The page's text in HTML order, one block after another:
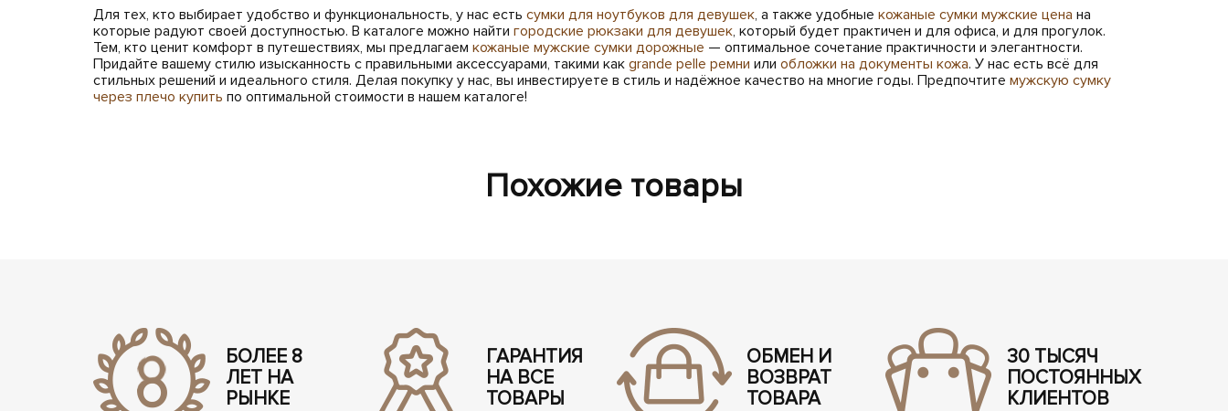
Для тех, кто выбирает удобство и функциональность, у нас есть сумки для ноутбуков для девушек, а также удобные кожаные сумки мужские цена на
которые радуют своей доступностью. В каталоге можно найти городские рюкзаки для девушек, который будет практичен и для офиса, и для прогулок.
Тем, кто ценит комфорт в путешествиях, мы предлагаем кожаные мужские сумки дорожные — оптимальное сочетание практичности и элегантности.
Придайте вашему стилю изысканность с правильными аксессуарами, такими как grande pelle ремни или обложки на документы кожа. У нас есть всё для
стильных решений и идеального стиля. Делая покупку у нас, вы инвестируете в стиль и надёжное качество на многие годы. Предпочтите мужскую сумку
через плечо купить по оптимальной стоимости в нашем каталоге!
Похожие товары
БОЛЕЕ 8
ЛЕТ НА
РЫНКЕ
ГАРАНТИЯ
НА ВСЕ
ТОВАРЫ
ОБМЕН И
ВОЗВРАТ
ТОВАРА
30 ТЫСЯЧ
ПОСТОЯННЫХ
КЛИЕНТОВ